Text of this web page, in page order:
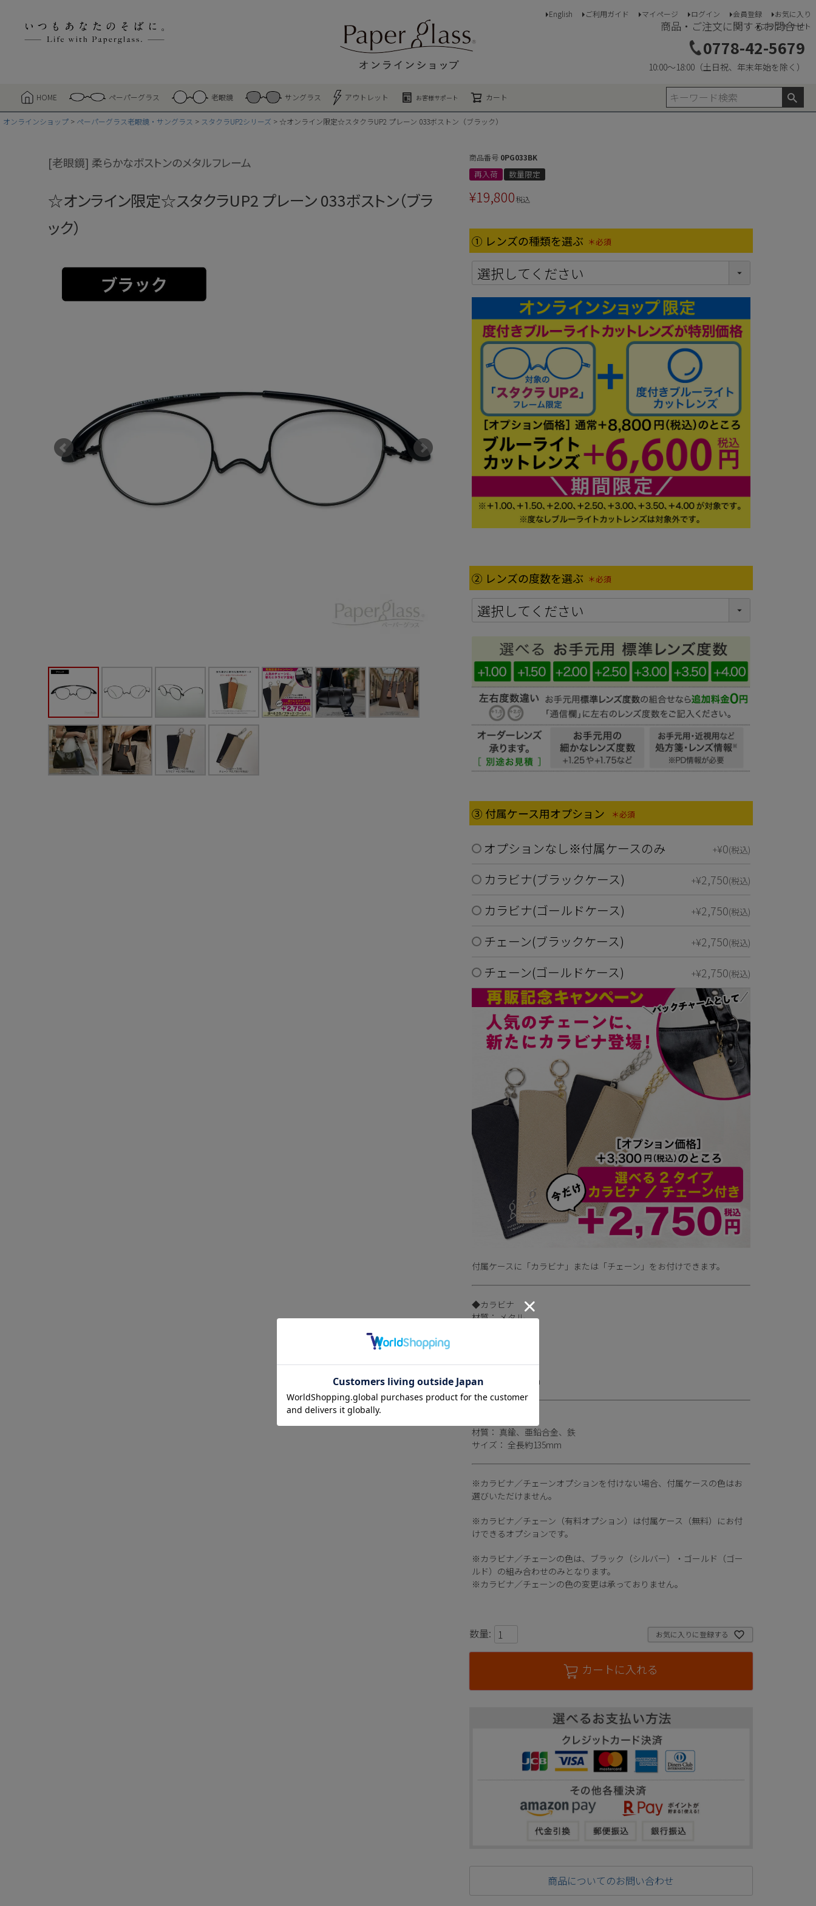
English ご利用ガイド マイページ ログイン 会員登録
お気に入り
ブランドサイト
商品・ご注文に関するお問合せ
0778-42-5679
10:00〜18:00（土日祝、年末年始を除く）
HOME ペーパーグラス 老眼鏡 サングラス アウトレット お客様サポート カート
検索
オンラインショップ ペーパーグラス老眼鏡・サングラス スタクラUP2シリーズ ☆オンライン限定☆スタクラUP2 プレーン 033ボストン（ブラック）
[老眼鏡] 柔らかなボストンのメタルフレーム
☆オンライン限定☆スタクラUP2 プレーン 033ボストン（ブラ
ック）
商品番号 0PG033BK
再入荷 数量限定
¥19,800税込
① レンズの種類を選ぶ
(必須)
② レンズの度数を選ぶ
(必須)
③ 付属ケース用オプション
オプションなし※付属ケースのみ +¥0 税込
カラビナ(ブラックケース) +¥2,750 税込
カラビナ(ゴールドケース) +¥2,750 税込
チェーン(ブラックケース) +¥2,750 税込
チェーン(ゴールドケース) +¥2,750 税込
付属ケースに「カラビナ」または「チェーン」をお付けできます。
◆カラビナ
材質： メタル
全長／ 約39.5mm
開口部／ 約10mm
材質： 真鍮、亜鉛合金、鉄
サイズ： 全長約135mm
※カラビナ／チェーンオプションを付けない場合、付属ケースの色はお
選びいただけません。
※カラビナ／チェーン（有料オプション）は付属ケース（無料）にお付
けできるオプションです。
※カラビナ／チェーンの色は、ブラック（シルバー）・ゴールド（ゴー
ルド）の組み合わせのみとなります。
※カラビナ／チェーンの色の変更は承っておりません。
お気に入りに登録する
数量:
カートに入れる
商品についてのお問い合わせ